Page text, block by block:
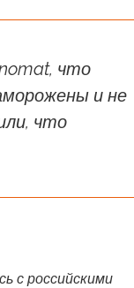
что
и не
что
с российскими